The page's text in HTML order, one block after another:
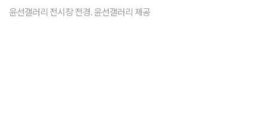
윤선갤러리 전시장 전경. 윤선갤러리 제공